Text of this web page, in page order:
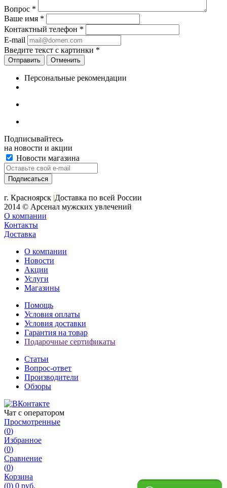
Вопрос *
Ваше имя *
Контактный телефон *
E-mail
Введите текст с картинки *
Отменить
Персональные рекомендации
Подписывайтесь
на новости и акции
Новости магазина
г. Красноярск |Доставка по всей России
2014 © Арсенал мужских увлечений
О компании
Контакты
Доставка
О компании
Новости
Акции
Услуги
Магазины
Помощь
Условия оплаты
Условия доставки
Гарантия на товар
Подарочные сертификаты
Статьи
Вопрос-ответ
Производители
Обзоры
Чат с оператором
Просмотренные
(0)
Избранное
(0)
Сравнение
(0)
Корзина
(0) 0 руб.